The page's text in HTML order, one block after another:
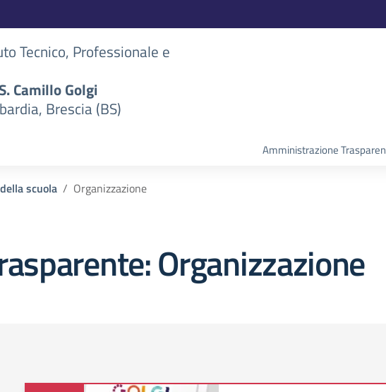
Tecnico, Professionale e
Camillo Golgi
Brescia (BS)
Amministrazione
scuola Organizzazione
Organizzazione